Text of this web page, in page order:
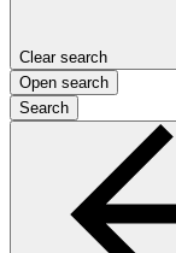
Clear search
Open search
Search